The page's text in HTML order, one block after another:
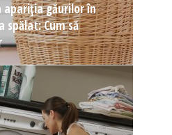
apariția găurilor în
spălat: Cum să